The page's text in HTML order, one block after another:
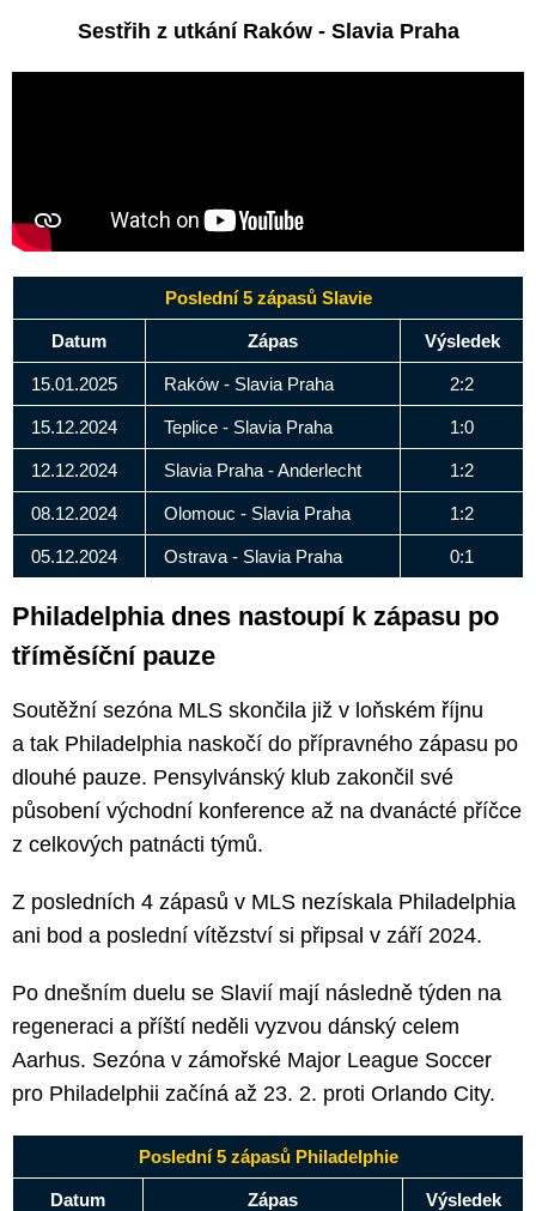
Sestřih z utkání Raków - Slavia Praha
Poslední 5 zápasů Slavie
Datum Zápas Výsledek
15.01.2025 Raków - Slavia Praha 2:2
15.12.2024 Teplice - Slavia Praha 1:0
12.12.2024 Slavia Praha - Anderlecht 1:2
08.12.2024 Olomouc - Slavia Praha 1:2
05.12.2024 Ostrava - Slavia Praha 0:1
Philadelphia dnes nastoupí k zápasu po
tříměsíční pauze
Soutěžní sezóna MLS skončila již v loňském říjnu
a tak Philadelphia naskočí do přípravného zápasu po
dlouhé pauze. Pensylvánský klub zakončil své
působení východní konference až na dvanácté příčce
z celkových patnácti týmů.
Z posledních 4 zápasů v MLS nezískala Philadelphia
ani bod a poslední vítězství si připsal v září 2024.
Po dnešním duelu se Slavií mají následně týden na
regeneraci a příští neděli vyzvou dánský celem
Aarhus. Sezóna v zámořské Major League Soccer
pro Philadelphii začíná až 23. 2. proti Orlando City.
Poslední 5 zápasů Philadelphie
Datum Zápas Výsledek